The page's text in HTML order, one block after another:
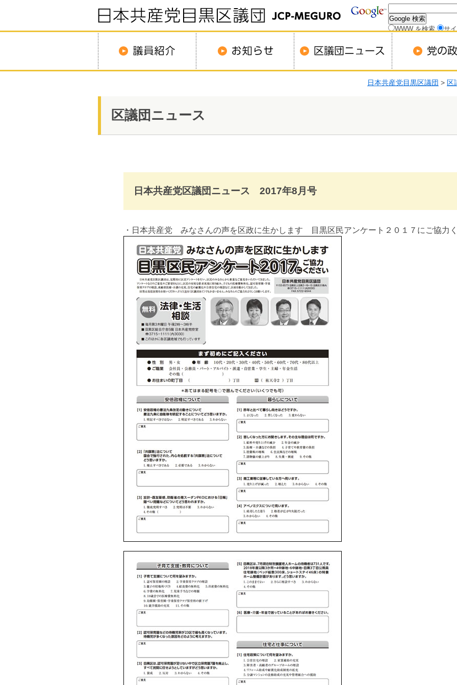
WWW を検索 サ
日本共産党目黒区議団 > 区
区議団ニュース
日本共産党区議団ニュース 2017年8月号
・日本共産党 みなさんの声を区政に生かします 目黒区民アンケート２０１７にご協力